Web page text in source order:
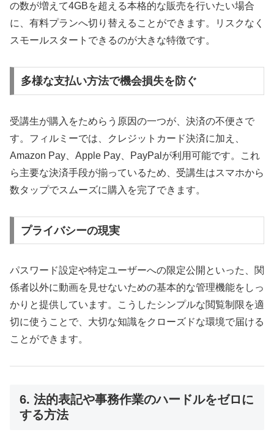
の数が増えて4GBを超える本格的な販売を行いたい場合
に、有料プランへ切り替えることができます。リスクなく
スモールスタートできるのが大きな特徴です。
多様な支払い方法で機会損失を防ぐ
受講生が購入をためらう原因の一つが、決済の不便さで
す。フィルミーでは、クレジットカード決済に加え、
Amazon Pay、Apple Pay、PayPalが利用可能です。これ
ら主要な決済手段が揃っているため、受講生はスマホから
数タップでスムーズに購入を完了できます。
プライバシーの現実
パスワード設定や特定ユーザーへの限定公開といった、関
係者以外に動画を見せないための基本的な管理機能をしっ
かりと提供しています。こうしたシンプルな閲覧制限を適
切に使うことで、大切な知識をクローズドな環境で届ける
ことができます。
6. 法的表記や事務作業のハードルをゼロに
する方法